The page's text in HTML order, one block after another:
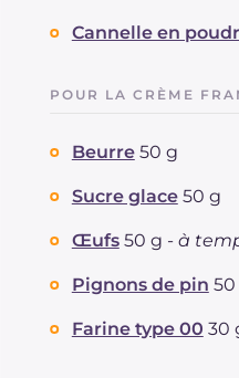
Cannelle en
POUR LA CRÈME
Beurre 50 g
Sucre glace 50 g
Œufs 50 g - à
Pignons de pin 50
Farine type 00 30